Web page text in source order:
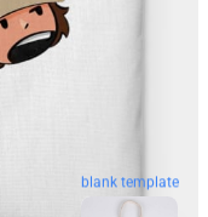
blank template